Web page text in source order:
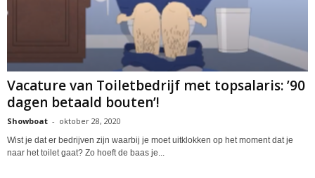
Vacature van Toiletbedrijf met topsalaris: ’90
dagen betaald bouten’!
Showboat - oktober 28, 2020
Wist je dat er bedrijven zijn waarbij je moet uitklokken op het moment dat je
naar het toilet gaat? Zo hoeft de baas je...